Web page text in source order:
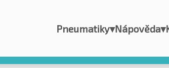
Pneumatiky▾Nápověda▾